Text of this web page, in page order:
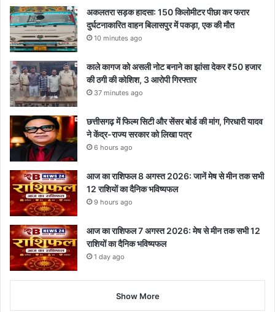
अकलतरा सड़क हादसा: 150 किलोमीटर पीछा कर फरार
दुर्घटनाकारित वाहन बिलासपुर में पकड़ा, एक की मौत
10 minutes ago
काले कागज को असली नोट बनाने का झांसा देकर ₹50 हजार
की ठगी की कोशिश, 3 आरोपी गिरफ्तार
37 minutes ago
छत्तीसगढ़ में फिल्म सिटी और सेंसर बोर्ड की मांग, गिरधारी यादव
ने केंद्र-राज्य सरकार को लिखा पत्र
6 hours ago
आज का राशिफल 8 अगस्त 2026: जानें मेष से मीन तक सभी
12 राशियों का दैनिक भविष्यफल
9 hours ago
आज का राशिफल 7 अगस्त 2026: मेष से मीन तक सभी 12
राशियों का दैनिक भविष्यफल
1 day ago
Show More